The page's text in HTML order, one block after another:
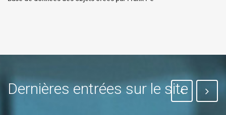
Dernières entrées sur le site